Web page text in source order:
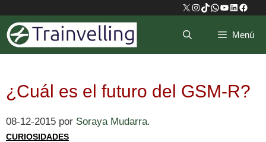
contenido
X Instagram
TikTok
WhatsApp
YouTube
LinkedIn
Menú
¿Cuál es el futuro del GSM-R?
08-12-2015 por Soraya Mudarra.
CURIOSIDADES